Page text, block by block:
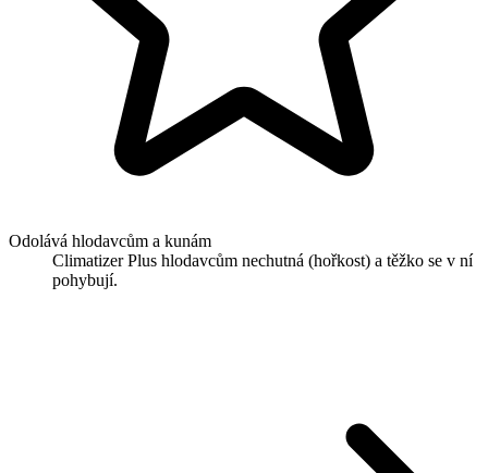
Odolává hlodavcům a kunám
Climatizer Plus hlodavcům nechutná (hořkost) a těžko se v ní
pohybují.